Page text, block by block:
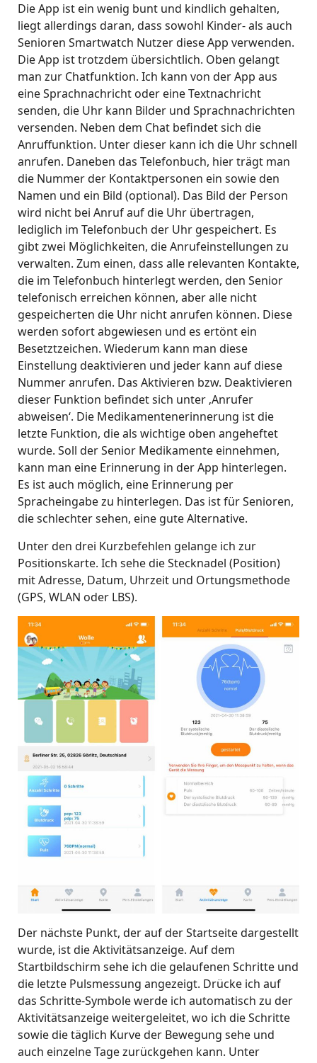
Die App ist ein wenig bunt und kindlich gehalten,
liegt allerdings daran, dass sowohl Kinder- als auch
Senioren Smartwatch Nutzer diese App verwenden.
Die App ist trotzdem übersichtlich. Oben gelangt
man zur Chatfunktion. Ich kann von der App aus
eine Sprachnachricht oder eine Textnachricht
senden, die Uhr kann Bilder und Sprachnachrichten
versenden. Neben dem Chat befindet sich die
Anruffunktion. Unter dieser kann ich die Uhr schnell
anrufen. Daneben das Telefonbuch, hier trägt man
die Nummer der Kontaktpersonen ein sowie den
Namen und ein Bild (optional). Das Bild der Person
wird nicht bei Anruf auf die Uhr übertragen,
lediglich im Telefonbuch der Uhr gespeichert. Es
gibt zwei Möglichkeiten, die Anrufeinstellungen zu
verwalten. Zum einen, dass alle relevanten Kontakte,
die im Telefonbuch hinterlegt werden, den Senior
telefonisch erreichen können, aber alle nicht
gespeicherten die Uhr nicht anrufen können. Diese
werden sofort abgewiesen und es ertönt ein
Besetztzeichen. Wiederum kann man diese
Einstellung deaktivieren und jeder kann auf diese
Nummer anrufen. Das Aktivieren bzw. Deaktivieren
dieser Funktion befindet sich unter ‚Anrufer
abweisen‘. Die Medikamentenerinnerung ist die
letzte Funktion, die als wichtige oben angeheftet
wurde. Soll der Senior Medikamente einnehmen,
kann man eine Erinnerung in der App hinterlegen.
Es ist auch möglich, eine Erinnerung per
Spracheingabe zu hinterlegen. Das ist für Senioren,
die schlechter sehen, eine gute Alternative.
Unter den drei Kurzbefehlen gelange ich zur
Positionskarte. Ich sehe die Stecknadel (Position)
mit Adresse, Datum, Uhrzeit und Ortungsmethode
(GPS, WLAN oder LBS).
Der nächste Punkt, der auf der Startseite dargestellt
wurde, ist die Aktivitätsanzeige. Auf dem
Startbildschirm sehe ich die gelaufenen Schritte und
die letzte Pulsmessung angezeigt. Drücke ich auf
das Schritte-Symbole werde ich automatisch zu der
Aktivitätsanzeige weitergeleitet, wo ich die Schritte
sowie die täglich Kurve der Bewegung sehe und
auch einzelne Tage zurückgehen kann. Unter